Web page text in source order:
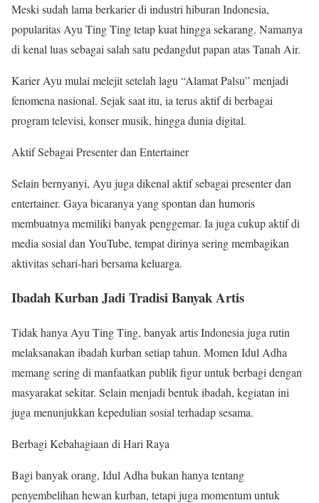
Meski sudah lama berkarier di industri hiburan Indonesia,
popularitas Ayu Ting Ting tetap kuat hingga sekarang. Namanya
di kenal luas sebagai salah satu pedangdut papan atas Tanah Air.
Karier Ayu mulai melejit setelah lagu “Alamat Palsu” menjadi
fenomena nasional. Sejak saat itu, ia terus aktif di berbagai
program televisi, konser musik, hingga dunia digital.
Aktif Sebagai Presenter dan Entertainer
Selain bernyanyi, Ayu juga dikenal aktif sebagai presenter dan
entertainer. Gaya bicaranya yang spontan dan humoris
membuatnya memiliki banyak penggemar. Ia juga cukup aktif di
media sosial dan YouTube, tempat dirinya sering membagikan
aktivitas sehari-hari bersama keluarga.
Ibadah Kurban Jadi Tradisi Banyak Artis
Tidak hanya Ayu Ting Ting, banyak artis Indonesia juga rutin
melaksanakan ibadah kurban setiap tahun. Momen Idul Adha
memang sering di manfaatkan publik figur untuk berbagi dengan
masyarakat sekitar. Selain menjadi bentuk ibadah, kegiatan ini
juga menunjukkan kepedulian sosial terhadap sesama.
Berbagi Kebahagiaan di Hari Raya
Bagi banyak orang, Idul Adha bukan hanya tentang
penyembelihan hewan kurban, tetapi juga momentum untuk